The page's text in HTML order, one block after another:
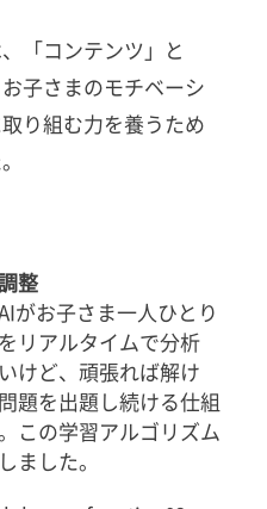
「コンテンツ」と
子さまのモチベーシ
り組む力を養うため
整
がお子さま一人ひとり
リアルタイムで分析
けど、頑張れば解け
題を出題し続ける仕組
この学習アルゴリズム
ました。